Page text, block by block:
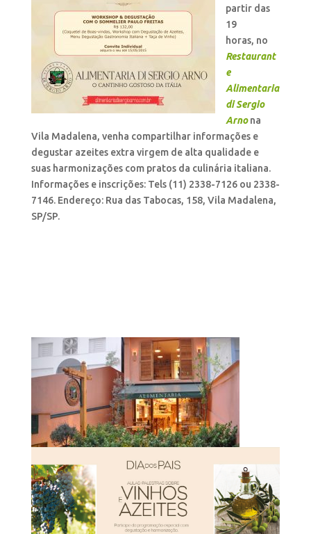
partir das
19
horas, no
Restaurant
e
Alimentaria
di Sergio
Arnona
Vila Madalena, venha compartilhar informações e
degustar azeites extra virgem de alta qualidade e
suas harmonizações com pratos da culinária italiana.
Informações e inscrições: Tels (11) 2338-7126 ou 2338-
7146. Endereço: Rua das Tabocas, 158, Vila Madalena,
SP/SP.